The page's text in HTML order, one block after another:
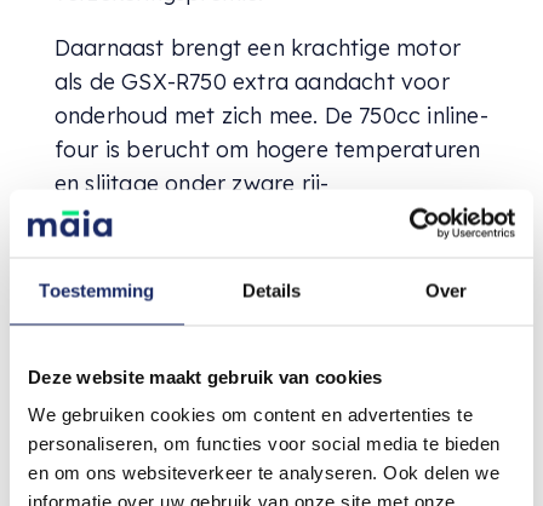
Toestemming Details Over
Deze website maakt gebruik van cookies
We gebruiken cookies om content en advertenties te
personaliseren, om functies voor social media te bieden
en om ons websiteverkeer te analyseren. Ook delen we
informatie over uw gebruik van onze site met onze
Daarnaast brengt een krachtige motor
als de GSX-R750 extra aandacht voor
onderhoud met zich mee. De 750cc inline-
four is berucht om hogere temperaturen
en slijtage onder zware rij-
omstandigheden. Een nauwkeurig
regelmatige vervanging van vloeistoffen
en controle van kritieke onderdelen zoals
niet overbodig luxe. Dit zorgt niet alleen
voor optimale prestaties, maar verlaagt
ook de kans op pechgevallen – iets wat
ook verzekeraars waarderen en mogelijk